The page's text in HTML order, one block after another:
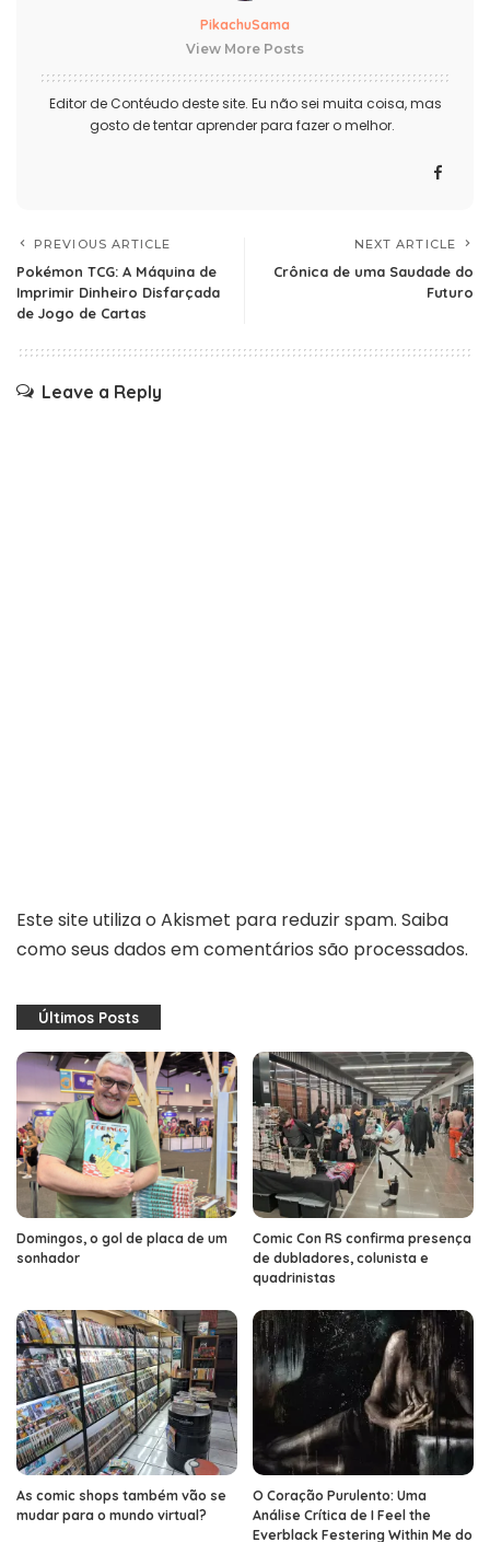
PikachuSama
View More Posts
Editor de Contéudo deste site. Eu não sei muita coisa, mas
gosto de tentar aprender para fazer o melhor.
PREVIOUS ARTICLE
Pokémon TCG: A Máquina de
Imprimir Dinheiro Disfarçada
de Jogo de Cartas
NEXT ARTICLE
Crônica de uma Saudade do
Futuro
Leave a Reply
Este site utiliza o Akismet para reduzir spam. Saiba
como seus dados em comentários são processados.
Últimos Posts
Domingos, o gol de placa de um
sonhador
Comic Con RS confirma presença
de dubladores, colunista e
quadrinistas
As comic shops também vão se
mudar para o mundo virtual?
O Coração Purulento: Uma
Análise Crítica de I Feel the
Everblack Festering Within Me do